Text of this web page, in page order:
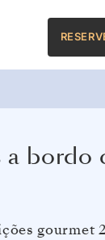
a bordo
gourmet